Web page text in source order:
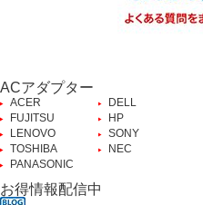
ACアダプター
ACER
DELL
FUJITSU
HP
LENOVO
SONY
TOSHIBA
NEC
PANASONIC
お得情報配信中